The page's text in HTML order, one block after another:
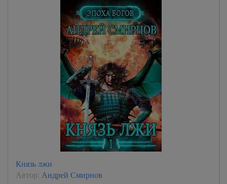
Князь лжи
Автор: Андрей Смирнов